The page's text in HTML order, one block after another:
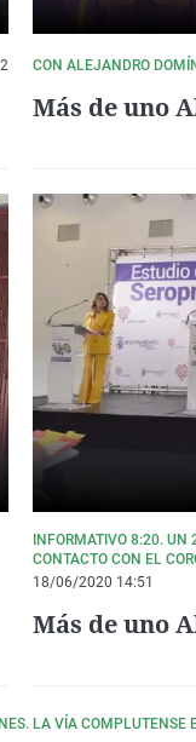
CON ALEJANDRO
Más de uno
INFORMATIVO 8:20. UN
CONTACTO CON EL
18/06/2020 14:51
Más de uno
LA VÍA COMPLUTENSE